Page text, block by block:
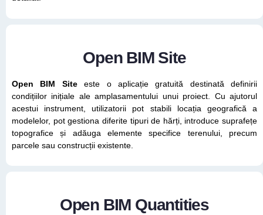
Open BIM Site
Open BIM Siteeste o aplicație gratuită destinată definirii
condițiilor inițiale ale amplasamentului unui proiect. Cu ajutorul
acestui instrument, utilizatorii pot stabili locația geografică a
modelelor, pot gestiona diferite tipuri de hărți, introduce suprafețe
topografice și adăuga elemente specifice terenului, precum
parcele sau construcții existente.
Open BIM Quantities